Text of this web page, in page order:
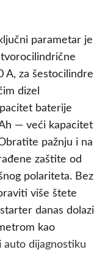
parametar je
A, za šestocilindre
dizel
baterije
— veći kapacitet
pažnju i na
zaštite od
polariteta. Bez
više štete
danas dolazi
kao
auto dijagnostiku